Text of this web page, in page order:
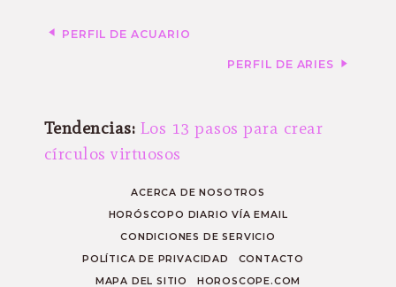
PERFIL DE ACUARIO
PERFIL DE ARIES
Tendencias: Los 13 pasos para crear
círculos virtuosos
ACERCA DE NOSOTROS
HORÓSCOPO DIARIO VÍA EMAIL
CONDICIONES DE SERVICIO
POLÍTICA DE PRIVACIDAD
CONTACTO
MAPA DEL SITIO
HOROSCOPE.COM